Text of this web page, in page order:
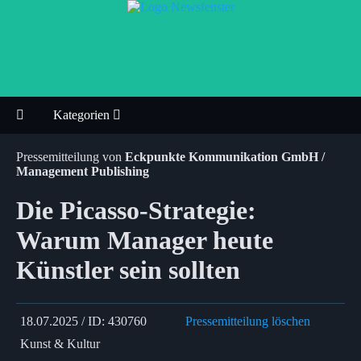
Kategorien
Pressemitteilung von Eckpunkte Kommunikation GmbH /
Management Publishing
Die Picasso-Strategie:
Warum Manager heute
Künstler sein sollten
18.07.2025 / ID: 430760
Pressemitteilung löschen
Kunst & Kultur